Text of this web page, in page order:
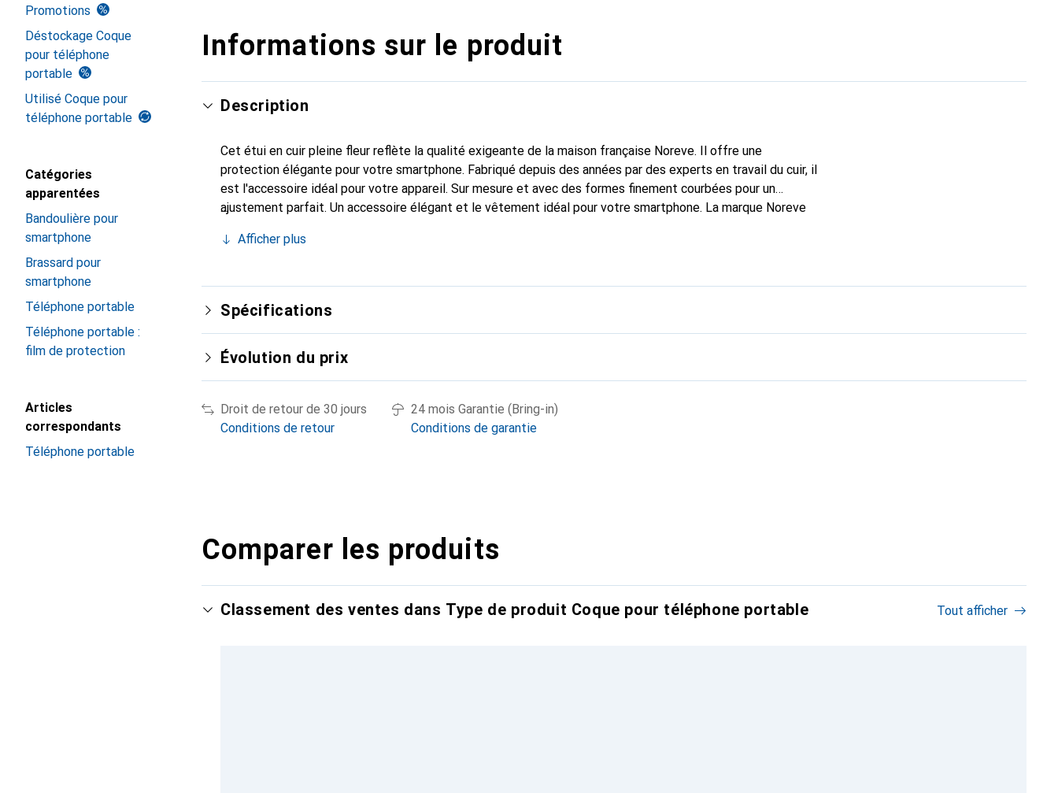
Promotions
Déstockage Coque
pour téléphone
portable
Utilisé Coque pour
téléphone portable
Catégories
apparentées
Bandoulière pour
smartphone
Brassard pour
smartphone
Téléphone portable
Téléphone portable :
film de protection
Articles
correspondants
Téléphone portable
Informations sur le produit
Description
Cet étui en cuir pleine fleur reflète la qualité exigeante de la maison française Noreve. Il offre une
protection élégante pour votre smartphone. Fabriqué depuis des années par des experts en travail du cuir, il
est l'accessoire idéal pour votre appareil. Sur mesure et avec des formes finement courbées pour un
ajustement parfait. Un accessoire élégant et le vêtement idéal pour votre smartphone. La marque Noreve
pour le client exigeant.
Afficher plus
Spécifications
Évolution du prix
Droit de retour de 30 jours
Conditions de retour
24 mois Garantie (Bring-in)
Conditions de garantie
Comparer les produits
Classement des ventes dans Type de produit Coque pour téléphone portable Tout afficher